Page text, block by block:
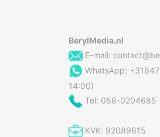
Ingebouwd display
Snoerlengte
BerylMedia.nl
E-mail:
WhatsApp:
14:00)
Tel: 088-0204685
KVK: 92089615